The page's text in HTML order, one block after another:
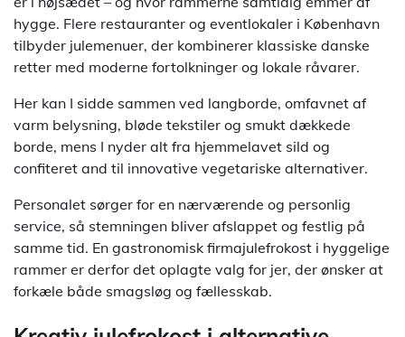
hygge. Flere restauranter og eventlokaler i København
tilbyder julemenuer, der kombinerer klassiske danske
retter med moderne fortolkninger og lokale råvarer.
Her kan I sidde sammen ved langborde, omfavnet af
varm belysning, bløde tekstiler og smukt dækkede
borde, mens I nyder alt fra hjemmelavet sild og
confiteret and til innovative vegetariske alternativer.
Personalet sørger for en nærværende og personlig
service, så stemningen bliver afslappet og festlig på
samme tid. En gastronomisk firmajulefrokost i hyggelige
rammer er derfor det oplagte valg for jer, der ønsker at
forkæle både smagsløg og fællesskab.